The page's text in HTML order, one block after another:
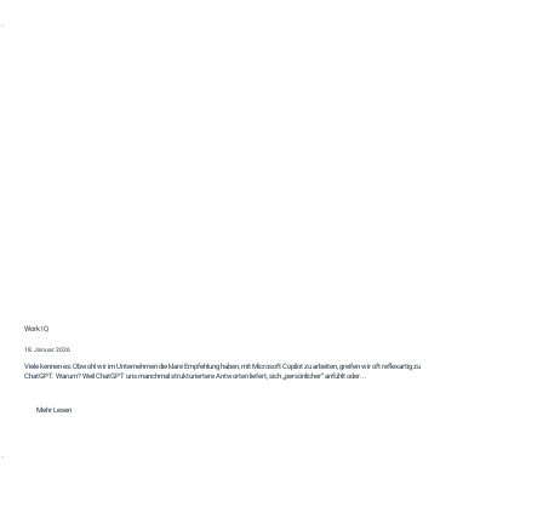
Work IQ
18. Januar 2026
Viele kennen es: Obwohl wir im Unternehmen die klare Empfehlung haben, mit Microsoft Copilot zu arbeiten, greifen wir oft reflexartig zu
ChatGPT. Warum? Weil ChatGPT uns manchmal strukturiertere Antworten liefert, sich „persönlicher“ anfühlt oder...
Mehr Lesen